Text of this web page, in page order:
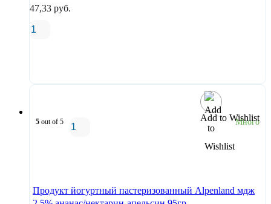
47,33 руб.
Add to Wishlist
5 out of 5 Много
Продукт йогуртный пастеризованный Alpenland мдж